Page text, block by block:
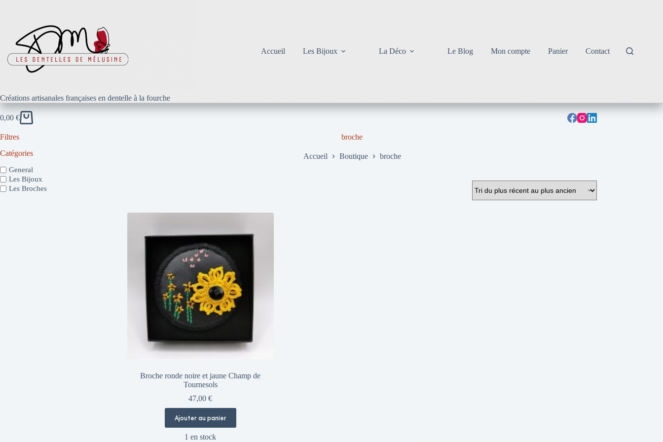
Créations artisanales françaises en dentelle à la fourche
Accueil Les Bijoux La Déco Le Blog Mon compte Panier Contact
Panier
0,00 €
broche
Accueil Boutique broche
Broche ronde noire et jaune Champ de
Tournesols
47,00€
Ajouter au panier
1 en stock
Filtres
Catégories
General
Les Bijoux
Les Broches